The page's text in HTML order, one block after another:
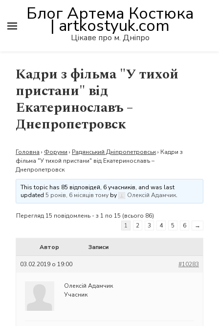
Блог Артема Костюка
| artkostyuk.com
Цікаве про м. Дніпро
Кадри з фільма "У тихой
пристани" від
Екатеринославъ –
Днепропетровск
Головна › Форуми › Радянський Дніпропетровськ› Кадри з
фільма "У тихой пристани" від Екатеринославъ –
Днепропетровск
This topic has 85 відповідей, 6 учасників, and was last
updated 5 років, 6 місяців тому by Олексій Адамчик.
Перегляд 15 повідомлень - з 1 по 15 (всього 86)
1
2 3 4 5 6 →
Автор Записи
03.02.2019 о 19:00 #10283
Олексій Адамчик
Учасник